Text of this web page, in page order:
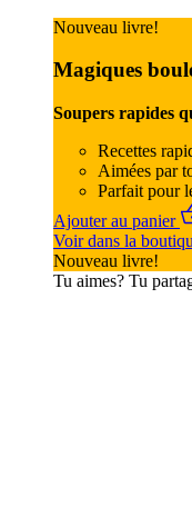
Nouveau livre!
Magiques
Soupers rapides
Recettes
Aimées par
Parfait pour
Ajouter au panier
Voir dans la
Nouveau livre!
Tu aimes? Tu